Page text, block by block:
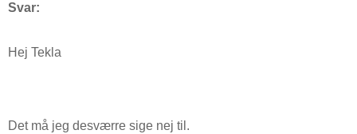
Svar:
Hej Tekla
Det må jeg desværre sige nej til.